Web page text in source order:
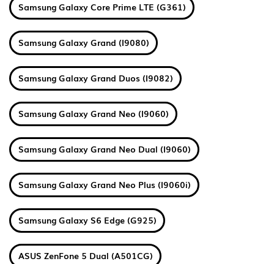
Samsung Galaxy Core Prime LTE (G361)
Samsung Galaxy Grand (I9080)
Samsung Galaxy Grand Duos (I9082)
Samsung Galaxy Grand Neo (I9060)
Samsung Galaxy Grand Neo Dual (I9060)
Samsung Galaxy Grand Neo Plus (I9060i)
Samsung Galaxy S6 Edge (G925)
ASUS ZenFone 5 Dual (A501CG)